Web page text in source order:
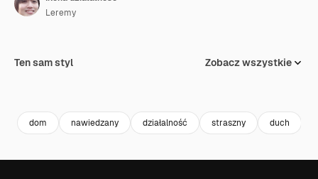
Leremy
Ten sam styl Zobacz wszystkie
dom nawiedzany działalność straszny duch